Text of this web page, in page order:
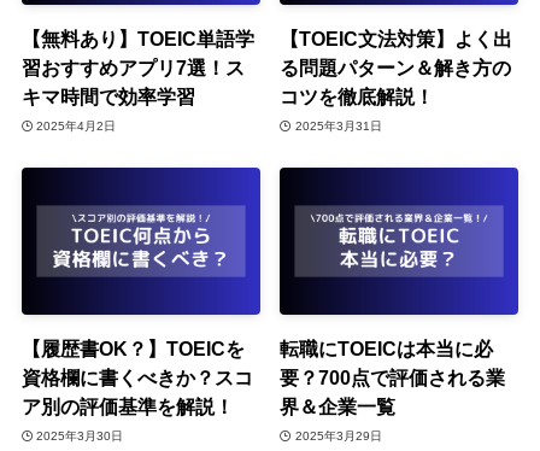
【無料あり】TOEIC単語学
習おすすめアプリ7選！ス
キマ時間で効率学習
2025年4月2日
【TOEIC文法対策】よく出
る問題パターン＆解き方の
コツを徹底解説！
2025年3月31日
【履歴書OK？】TOEICを
資格欄に書くべきか？スコ
ア別の評価基準を解説！
2025年3月30日
転職にTOEICは本当に必
要？700点で評価される業
界＆企業一覧
2025年3月29日